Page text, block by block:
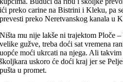
ići preko carine na Bistrini i Kleku, pa
prevesti preko Neretvanskog kanala u
Ništa mu nije lakše ni trajektom Ploče
velike gužve, treba doći sat vremena
uopće moći ukrcati na njega. Ali
školjkara uskoro će doći kraj jer se
pušta u promet.